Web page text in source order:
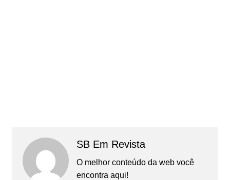
SB Em Revista
O melhor conteúdo da web você
encontra aqui!